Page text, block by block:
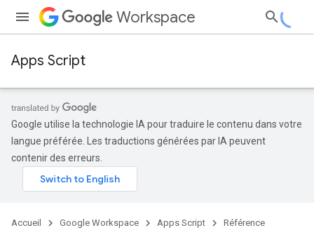
Workspace
Apps Script
Google utilise la technologie IA pour traduire le contenu dans votre
langue préférée. Les traductions générées par IA peuvent
contenir des erreurs.
Accueil Google Workspace Apps Script Référence